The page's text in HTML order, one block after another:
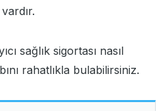
sağlık sigortası nasıl
rahatlıkla bulabilirsiniz.